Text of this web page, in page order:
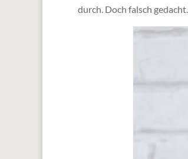
durch. Doch falsch gedacht.